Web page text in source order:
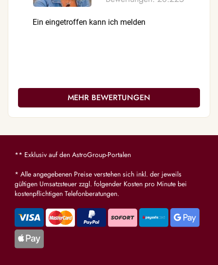
Ein eingetroffen kann ich melden
MEHR BEWERTUNGEN
** Exklusiv auf den AstroGroup-Portalen
* Alle angegebenen Preise verstehen sich inkl. der jeweils
gültigen Umsatzsteuer zzgl. folgender Kosten pro Minute bei
kostenpflichtigen Telefonberatungen.